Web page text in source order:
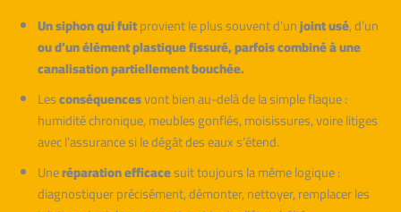
Un siphon qui fuitprovient le plus souvent d’unjoint usé, d’un
ou d’un élément plastique fissuré, parfois combiné à une
canalisation partiellement bouchée.
Lesconséquencesvont bien au-delà de la simple flaque :
humidité chronique, meubles gonflés, moisissures, voire litiges
avec l’assurance si le dégât des eaux s’étend.
Uneréparation efficacesuit toujours la même logique :
diagnostiquer précisément, démonter, nettoyer, remplacer les